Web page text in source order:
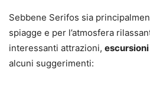
Sebbene Serifos sia
spiagge e per l’atmosfera
interessanti attrazioni, escursioni
alcuni suggerimenti: